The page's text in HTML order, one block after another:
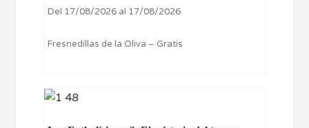
Del 17/08/2026 al 17/08/2026
Fresnedillas de la Oliva – Gratis